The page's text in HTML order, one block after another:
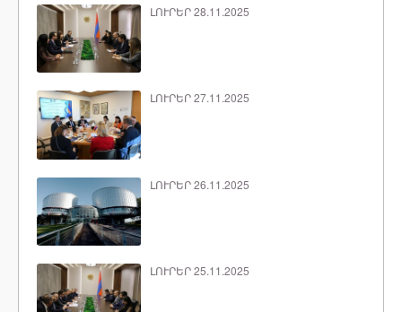
ԼՈՒՐԵՐ 28.11.2025
ԼՈՒՐԵՐ 27.11.2025
ԼՈՒՐԵՐ 26.11.2025
ԼՈՒՐԵՐ 25.11.2025